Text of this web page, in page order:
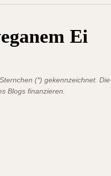
Ei
(*) gekennzeichnet.
Blogs finanzieren.